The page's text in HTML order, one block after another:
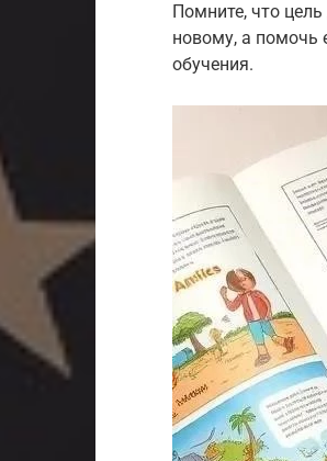
Помните, что
новому, а помочь
обучения.